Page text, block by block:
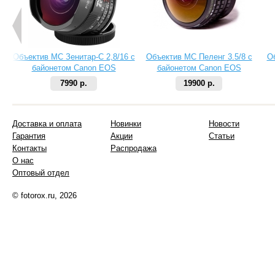
Объектив МС Зенитар-C 2,8/16 с
байонетом Canon EOS
7990 р.
Объектив МС Пеленг 3.5/8 с
байонетом Canon EOS
19900 р.
Доставка и оплата
Гарантия
Контакты
О нас
Оптовый отдел
Новинки
Акции
Распродажа
Новости
Статьи
© fotorox.ru, 2026